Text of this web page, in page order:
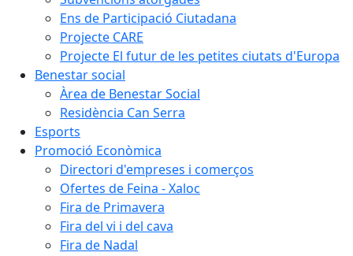
Ens de Participació Ciutadana
Projecte CARE
Projecte El futur de les petites ciutats d'Europa
Benestar social
Àrea de Benestar Social
Residència Can Serra
Esports
Promoció Econòmica
Directori d'empreses i comerços
Ofertes de Feina - Xaloc
Fira de Primavera
Fira del vi i del cava
Fira de Nadal